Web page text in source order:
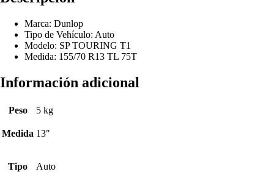
Marca: Dunlop
Tipo de Vehículo: Auto
Modelo: SP TOURING T1
Medida: 155/70 R13 TL 75T
Información adicional
Peso 5 kg
Medida 13"
Tipo Auto